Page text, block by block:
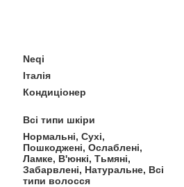
Neqi
Італія
Кондиціонер
Всі типи шкіри
Нормальні, Сухі,
Пошкоджені, Ослаблені,
Ламке, В'юнкі, Тьмяні,
Забарвлені, Натуральне, Всі
типи волосся